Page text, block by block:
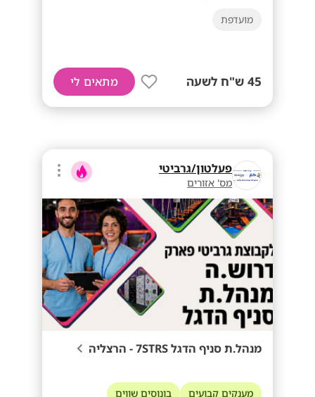
מועדפת
45 ש"ח לשעה מתאים לי
פעלטון/גרביטי
מס' אזורים
מנהל.ת סניף הדגל 7STRS - הרצליה
מענקים קבועים בונוסים שווים